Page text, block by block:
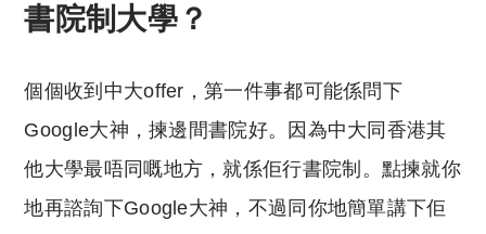
書院制大學？
個個收到中大offer，第一件事都可能係問下
Google大神，揀邊間書院好。因為中大同香港其
他大學最唔同嘅地方，就係佢行書院制。點揀就你
地再諮詢下Google大神，不過同你地簡單講下佢